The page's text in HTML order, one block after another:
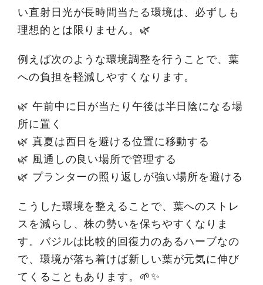
い直射日光が長時間当たる環境は、必ずしも
理想的とは限りません。🌿
例えば次のような環境調整を行うことで、葉
への負担を軽減しやすくなります。
🌿 午前中に日が当たり午後は半日陰になる場
所に置く
🌿 真夏は西日を避ける位置に移動する
🌿 風通しの良い場所で管理する
🌿 プランターの照り返しが強い場所を避ける
こうした環境を整えることで、葉へのストレ
スを減らし、株の勢いを保ちやすくなりま
す。バジルは比較的回復力のあるハーブなの
で、環境が落ち着けば新しい葉が元気に伸び
てくることもあります。🌱✨